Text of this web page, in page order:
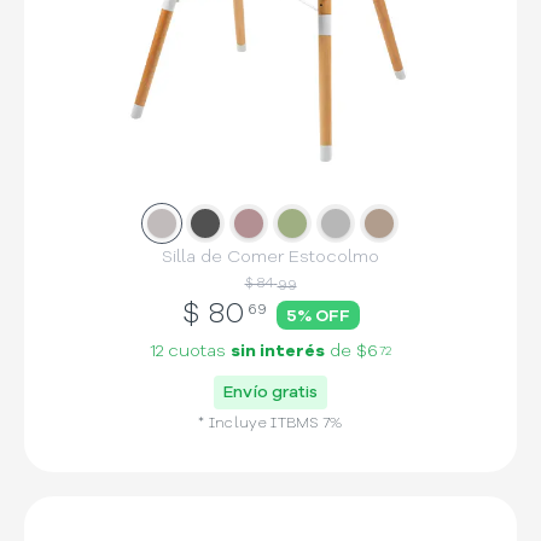
Slide 1
Slide 2
Slide 3
Slide 4
Slide 5
Slide
Silla de Comer Estocolmo
$ 84 99
$ 80 69 5% OFF
12 cuotas sin interés de $6 72
Envío gratis
* IncluyeITBMS 7%